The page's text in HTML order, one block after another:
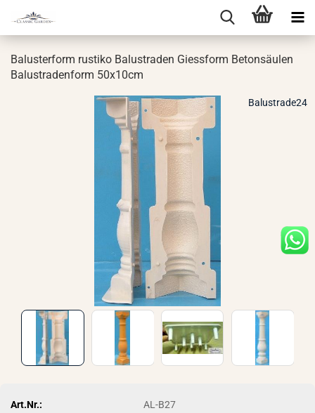
Ba­lus­ter­form rus­ti­ko Ba­lus­tra­den Giess­form Be­ton­säu­len
Ba­lus­tra­den­form 50x10cm
Balustrade24
Art.Nr.:
AL-B27